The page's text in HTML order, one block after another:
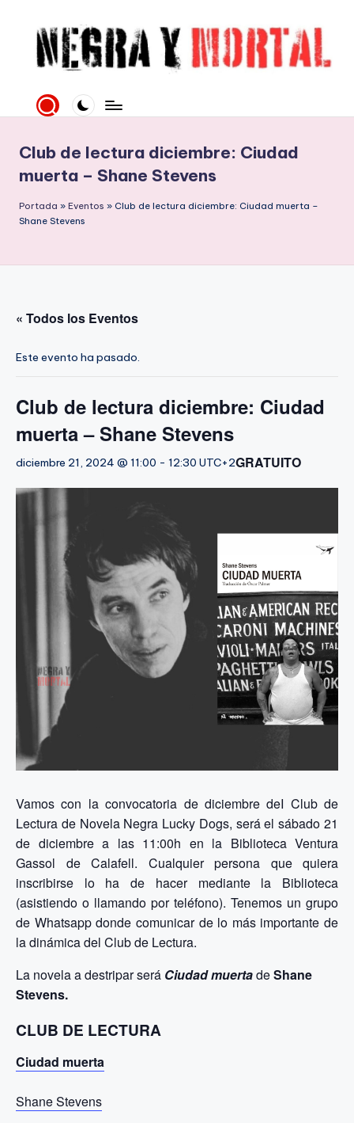
contenido
e
r
y
o
al
literaria
la
Novela
y
Club de lectura diciembre: Ciudad
muerta – Shane Stevens
Portada » Eventos » Club de lectura diciembre: Ciudad muerta –
Shane Stevens
« Todos los Eventos
Este evento ha pasado.
Club de lectura diciembre: Ciudad
muerta – Shane Stevens
diciembre 21, 2024 @ 11:00 - 12:30 UTC+2GRATUITO
Vamos con la convocatoria de diciembre deI Club de
Lectura de Novela Negra Lucky Dogs, será el sábado 21
de diciembre a las 11:00h en la Biblioteca Ventura
Gassol de Calafell. Cualquier persona que quiera
inscribirse lo ha de hacer mediante la Biblioteca
(asistiendo o llamando por teléfono). Tenemos un grupo
de Whatsapp donde comunicar de lo más importante de
la dinámica del Club de Lectura.
La novela a destripar será Ciudad muertadeShane
Stevens.
CLUB DE LECTURA
Ciudad muerta
Shane Stevens